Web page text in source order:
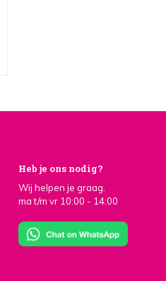
Heb je ons nodig?
Wij helpen je graag.
ma t/m vr 10:00 - 14:00